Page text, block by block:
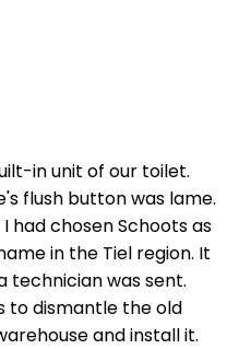
in unit of our toilet.
flush button was lame.
had chosen Schoots as
in the Tiel region. It
technician was sent.
to dismantle the old
and install it.